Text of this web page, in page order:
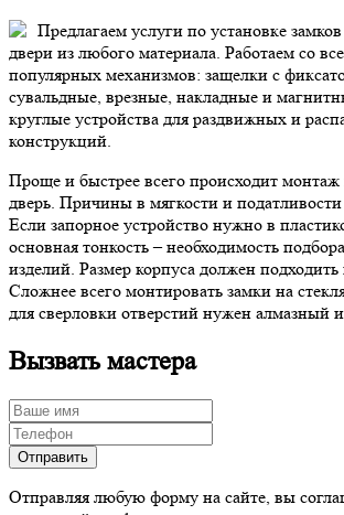
Предлагаем услуги по установке
двери из любого материала. Работаем со
популярных механизмов: защелки с
сувальдные, врезные, накладные и
круглые устройства для раздвижных и
конструкций.
Проще и быстрее всего происходит
дверь. Причины в мягкости и податливости
Если запорное устройство нужно в
основная тонкость – необходимость
изделий. Размер корпуса должен
Сложнее всего монтировать замки на
для сверловки отверстий нужен алмазный
Вызвать мастера
Отправляя любую форму на сайте, вы